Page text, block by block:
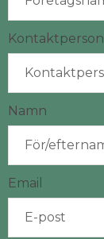
Kontaktperson
Namn
Email